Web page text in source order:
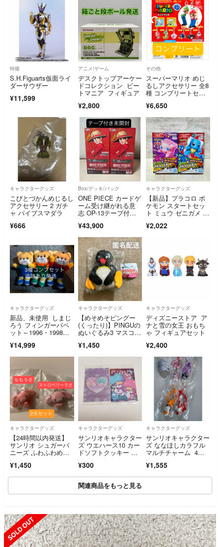
特撮
S.H.Figuarts仮面ライ
ダーサウザー
¥11,599
アニメ/ゲーム
デスクトップアーケー
ドコレクション ビー
トマニア フィギュア
¥2,800
その他
スーパーマリオ めじ
るしアクセサリー 全8
種 コンプリートセッ
¥6,650
キャラクターグッズ
こびとづかんめじるし
アクセサリー 2 ガチ
ャ バイブスマダラ
¥666
Box/デッキ/パック
ONE PIECE カードゲ
ーム受け継がれる意
志 OP-13テープ付き
¥43,900
キャラクターグッズ
【新品】プラコロ ポ
ケモン スタートセッ
ト ミュウ ゼニガメ セ
¥2,022
キャラクターグッズ
新品、未使用 しまじ
ろう フィンガーパペ
ット～1996・1998・2
¥14,999
キャラクターグッズ
【めそめそピングー
(くったり)】PINGUの
ぬいぐるみ3 マスコッ
¥1,450
キャラクターグッズ
ディズニーストア ア
ナと雪の女王 おもち
ゃ フィギュアセット
¥2,400
キャラクターグッズ
【24時間以内発送】
サンリオ シュガーバ
ニーズ ふわふわめじ
もうさ・ストロベリー
うさ ２個セット
¥1,450
キャラクターグッズ
サンリオキャラクター
ズ ウエハース10 カー
ドソフトクッキー キ
¥300
キャラクターグッズ
サンリオキャラクター
ズ ななほしカラフル
マルチチャーム 4個
¥1,555
関連商品をもっと見る
SOLD OUT